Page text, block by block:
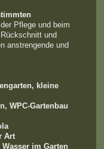
Pflege und beim
und
anstrengende und
kleine
WPC-Gartenbau
Art
im Garten